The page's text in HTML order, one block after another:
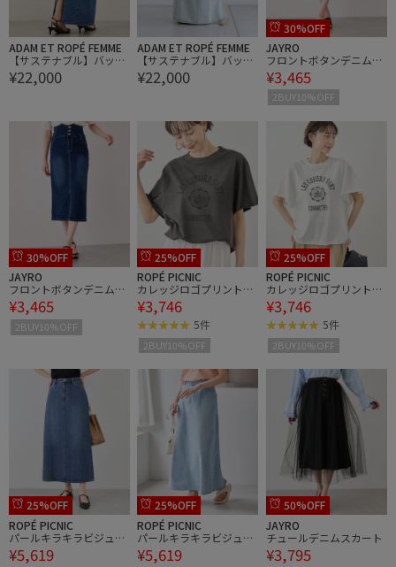
ADAM ET ROPÉ FEMME
【サステナブル】バック
タックデニムスカート
¥22,000
ADAM ET ROPÉ FEMME
【サステナブル】バック
タックデニムスカート
¥22,000
30%OFF
JAYRO
フロントボタンデニムス
カート
¥3,465
2BUY10%OFF
30%OFF
JAYRO
フロントボタンデニムス
カート
¥3,465
2BUY10%OFF
25%OFF
ROPÉ PICNIC
カレッジロゴプリントフ
レアスリーブピグメント
Tシャツ/リンクコーデ
¥3,746
5件
2BUY10%OFF
25%OFF
ROPÉ PICNIC
カレッジロゴプリントフ
レアスリーブピグメント
Tシャツ/リンクコーデ
¥3,746
5件
2BUY10%OFF
25%OFF
ROPÉ PICNIC
パールキラキラビジュー
デニムスカート
¥5,619
25%OFF
ROPÉ PICNIC
パールキラキラビジュー
デニムスカート
¥5,619
50%OFF
JAYRO
チュールデニムスカート
¥3,795